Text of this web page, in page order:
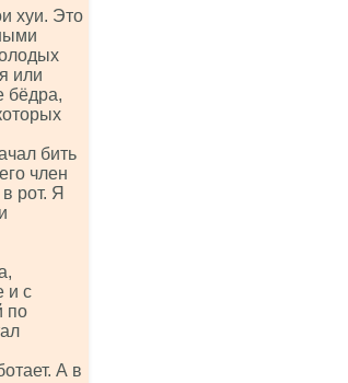
хуи. Это
или
бёдра,
бить
член
рот. Я
и с
по
А в